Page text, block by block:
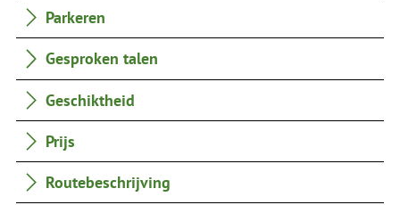
Parkeren
Gesproken talen
Geschiktheid
Prijs
Routebeschrijving